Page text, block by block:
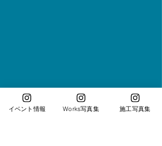
イベント情報 Works写真集 施工写真集